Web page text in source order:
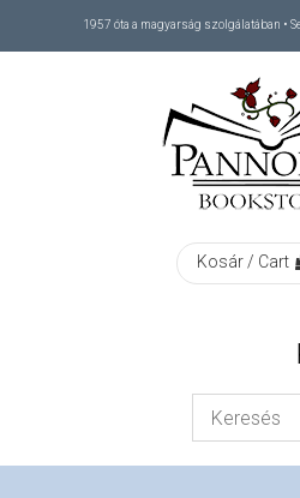
1957 óta a magyarság szolgálatában •
Kosár / Cart